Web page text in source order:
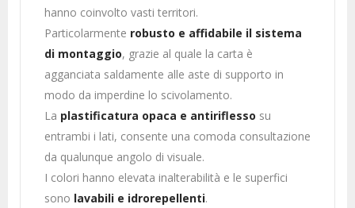
hanno coinvolto vasti territori.
Particolarmente robusto e affidabile il sistema
di montaggio, grazie al quale la carta è
agganciata saldamente alle aste di supporto in
modo da imperdine lo scivolamento.
La plastificatura opaca e antiriflesso su
entrambi i lati, consente una comoda consultazione
da qualunque angolo di visuale.
I colori hanno elevata inalterabilità e le superfici
sono lavabili e idrorepellenti.